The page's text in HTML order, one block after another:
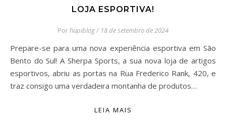
LOJA ESPORTIVA!
Porhupiblog/ 18 de setembro de 2024
Prepare-se para uma nova experiência esportiva em São
Bento do Sul! A Sherpa Sports, a sua nova loja de artigos
esportivos, abriu as portas na Rua Frederico Rank, 420, e
traz consigo uma verdadeira montanha de produtos…
LEIA MAIS